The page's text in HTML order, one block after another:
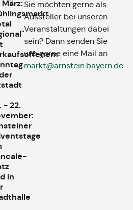
März:
- 22.
in
Sie möchten gerne als
Aussteller bei unseren
Veranstaltungen dabei
sein? Dann senden Sie
uns gerne eine Mail an
markt@arnstein.bayern.de